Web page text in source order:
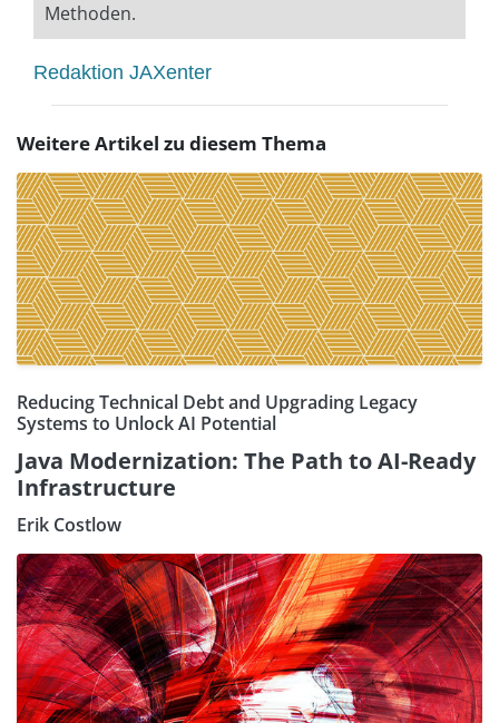
Methoden.
Redaktion JAXenter
Weitere Artikel zu diesem Thema
Reducing Technical Debt and Upgrading Legacy
Systems to Unlock AI Potential
Java Modernization: The Path to AI-Ready
Infrastructure
Erik Costlow